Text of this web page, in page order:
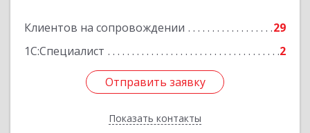
Клиентов на сопровождении
29
1С:Специалист
2
Отправить заявку
Показать контакты
Отправить заявку
Назад